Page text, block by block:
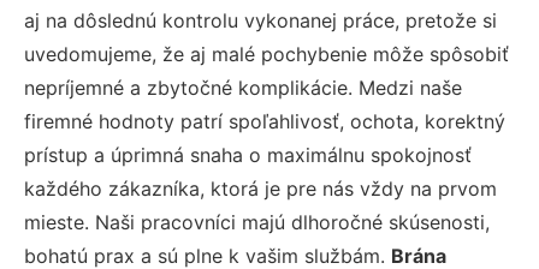
aj na dôslednú kontrolu vykonanej práce, pretože si
uvedomujeme, že aj malé pochybenie môže spôsobiť
nepríjemné a zbytočné komplikácie. Medzi naše
firemné hodnoty patrí spoľahlivosť, ochota, korektný
prístup a úprimná snaha o maximálnu spokojnosť
každého zákazníka, ktorá je pre nás vždy na prvom
mieste. Naši pracovníci majú dlhoročné skúsenosti,
bohatú prax a sú plne k vašim službám. Brána